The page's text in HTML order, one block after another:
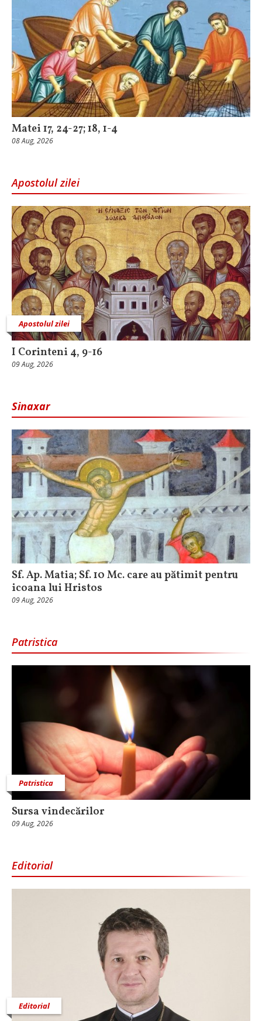
Matei 17, 24-27; 18, 1-4
08 Aug, 2026
Apostolul zilei
Apostolul zilei
I Corinteni 4, 9-16
09 Aug, 2026
Sinaxar
Sf. Ap. Matia; Sf. 10 Mc. care au pătimit pentru
icoana lui Hristos
09 Aug, 2026
Patristica
Patristica
Sursa vindecărilor
09 Aug, 2026
Editorial
Editorial